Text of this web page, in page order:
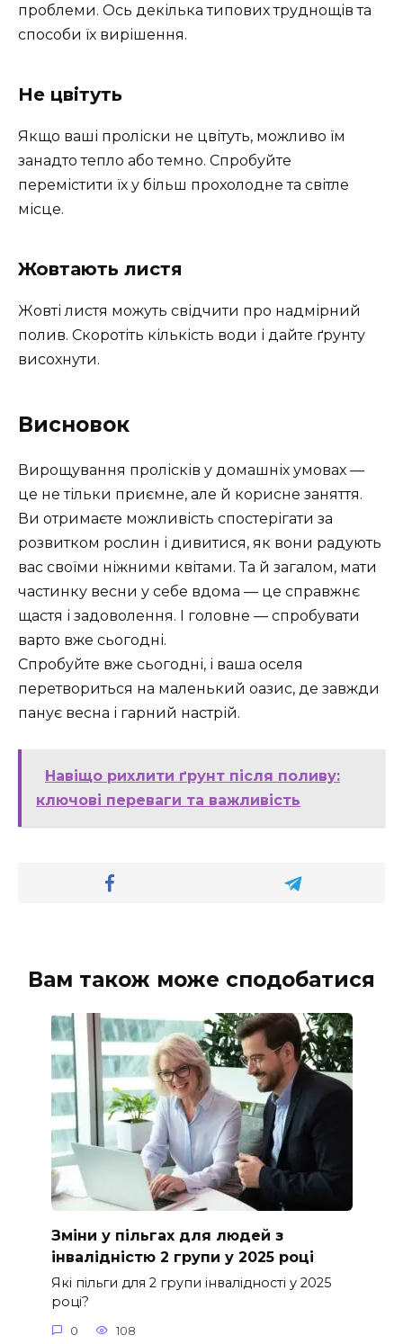
проблеми. Ось декілька типових труднощів та
способи їх вирішення.
Не цвітуть
Якщо ваші проліски не цвітуть, можливо їм
занадто тепло або темно. Спробуйте
перемістити їх у більш прохолодне та світле
місце.
Жовтають листя
Жовті листя можуть свідчити про надмірний
полив. Скоротіть кількість води і дайте ґрунту
висохнути.
Висновок
Вирощування пролісків у домашніх умовах —
це не тільки приємне, але й корисне заняття.
Ви отримаєте можливість спостерігати за
розвитком рослин і дивитися, як вони радують
вас своїми ніжними квітами. Та й загалом, мати
частинку весни у себе вдома — це справжнє
щастя і задоволення. І головне — спробувати
варто вже сьогодні.
Спробуйте вже сьогодні, і ваша оселя
перетвориться на маленький оазис, де завжди
панує весна і гарний настрій.
Навіщо рихлити ґрунт після поливу:
ключові переваги та важливість
Вам також може сподобатися
Зміни у пільгах для людей з
інвалідністю 2 групи у 2025 році
Які пільги для 2 групи інвалідності у 2025
році?
0 108